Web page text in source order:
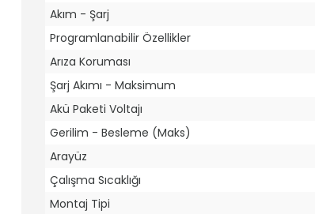
Akım - Şarj
Programlanabilir Özellikler
Arıza Koruması
Şarj Akımı - Maksimum
Akü Paketi Voltajı
Gerilim - Besleme (Maks)
Arayüz
Çalışma Sıcaklığı
Montaj Tipi